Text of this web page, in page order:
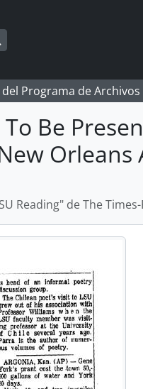
Programa de Archivos
Be
Orleans
Reading" de The